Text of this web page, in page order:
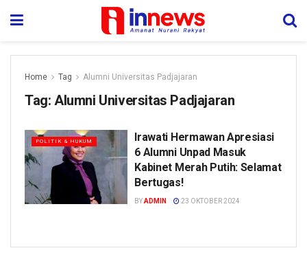
Home Tag Alumni Universitas Padjajaran
Tag: Alumni Universitas Padjajaran
POLITIK & HUKUM
Irawati Hermawan Apresiasi
6 Alumni Unpad Masuk
Kabinet Merah Putih: Selamat
Bertugas!
BY ADMIN 23 OKTOBER 2024